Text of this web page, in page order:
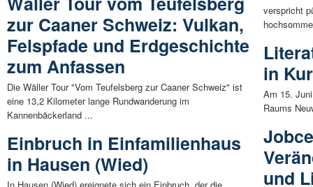
zur Caaner Schweiz: Vulkan,
Felspfade und Erdgeschichte
zum Anfassen
Die Wäller Tour "Vom Teufelsberg zur Caaner Schweiz" ist
eine 13,2 Kilometer lange Rundwanderung im
Kannenbäckerland ...
Einbruch in Einfamilienhaus
in Hausen (Wied)
verspricht
in
Am 15.
Raums
und